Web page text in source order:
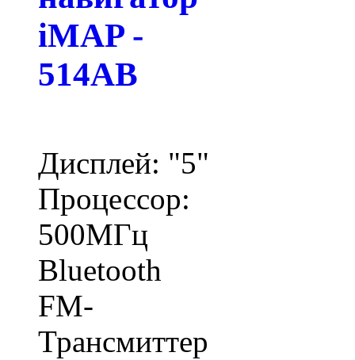
iMAP -
514AB
Дисплей: "5"
Процессор:
500МГц
Bluetooth
FM-
Трансмиттер